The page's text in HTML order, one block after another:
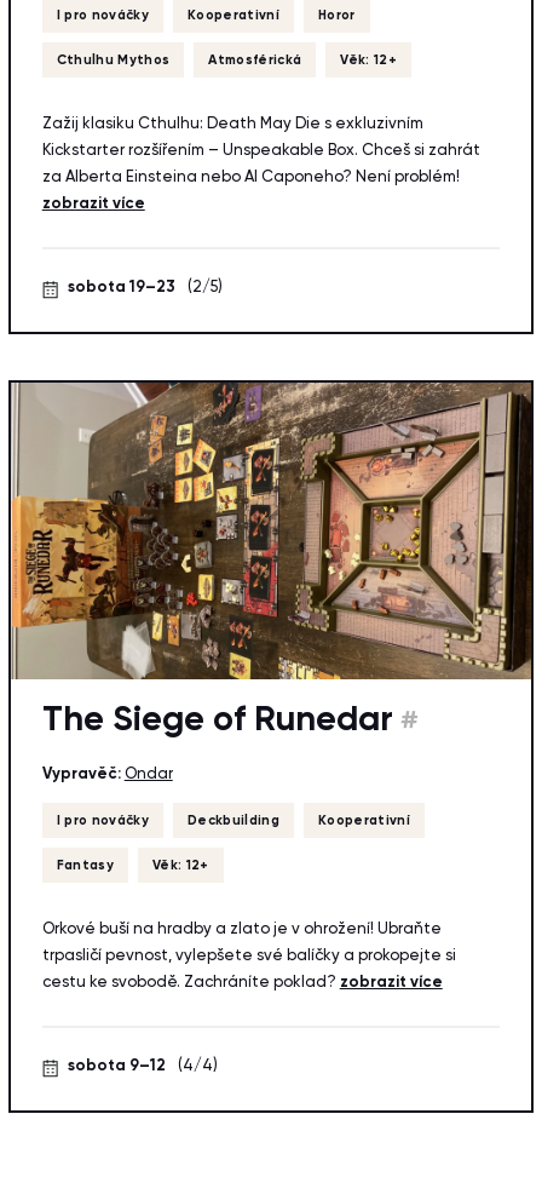
I pro nováčky Kooperativní Horor
Cthulhu Mythos Atmosférická Věk: 12+
Zažij klasiku Cthulhu: Death May Die s exkluzivním
Kickstarter rozšířením – Unspeakable Box. Chceš si zahrát
za Alberta Einsteina nebo Al Caponeho? Není problém!
zobrazit více
sobota 19–23 (2/5)
The Siege of Runedar #
Vypravěč: Ondar
I pro nováčky Deckbuilding Kooperativní
Fantasy Věk: 12+
Orkové buší na hradby a zlato je v ohrožení! Ubraňte
trpasličí pevnost, vylepšete své balíčky a prokopejte si
cestu ke svobodě. Zachráníte poklad? zobrazit více
sobota 9–12 (4/4)